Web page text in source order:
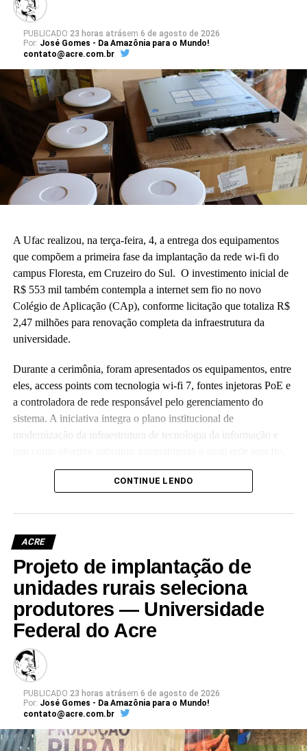
PUBLICADO 23 horas atrásem 6 de agosto de 2026
Por: José Gomes - Da Amazônia para o Mundo!
contato@acre.com.br
A Ufac realizou, na terça-feira, 4, a entrega dos equipamentos
que compõem a primeira fase da implantação da rede wi-fi do
campus Floresta, em Cruzeiro do Sul. O investimento inicial de
R$ 553 mil também contempla a internet sem fio no novo
Colégio de Aplicação (CAp), conforme licitação que totaliza R$
2,47 milhões para renovação completa da infraestrutura da
universidade.
Durante a cerimônia, foram apresentados os equipamentos, entre
eles, access points com tecnologia wi-fi 7, fontes injetoras PoE e
a controladora de rede responsável pelo gerenciamento do
sistema. A iniciativa integra o plano institucional de
modernização da infraestrutura de tecnologia da informação e
que já não atende às crescentes demandas acadêmicas e
administrativas da universidade.
Leia Mais: UFAC
CONTINUE LENDO
ACRE
Projeto de implantação de
unidades rurais seleciona
produtores — Universidade
Federal do Acre
PUBLICADO 23 horas atrásem 6 de agosto de 2026
Por: José Gomes - Da Amazônia para o Mundo!
contato@acre.com.br